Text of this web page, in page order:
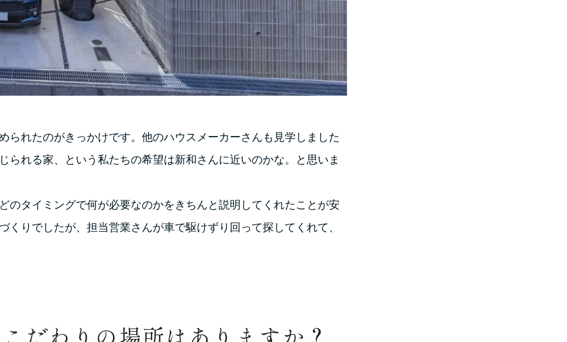
られたのがきっかけです。他のハウスメーカーさんも見学しました
られる家、という私たちの希望は新和さんに近いのかな。と思いま
のタイミングで何が必要なのかをきちんと説明してくれたことが安
りでしたが、担当営業さんが車で駆けずり回って探してくれて、